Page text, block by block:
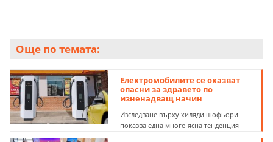
Още по темата:
Електромобилите се оказват
опасни за здравето по
изненадващ начин
Изследване върху хиляди шофьори
показва една много ясна тенденция